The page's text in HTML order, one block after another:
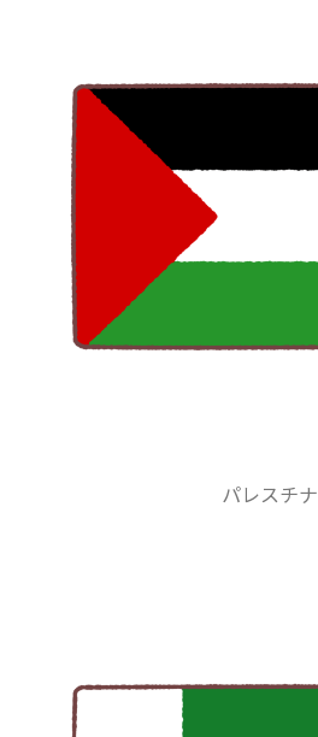
パレスチナ